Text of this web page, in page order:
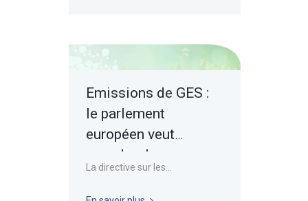
Emissions de GES :
le parlement
européen veut
encadrer les
allégations de
neutralité carbone
La directive sur les...